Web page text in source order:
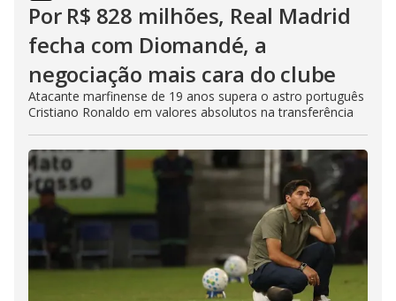
Por R$ 828 milhões, Real Madrid
fecha com Diomandé, a
negociação mais cara do clube
Atacante marfinense de 19 anos supera o astro português
Cristiano Ronaldo em valores absolutos na transferência